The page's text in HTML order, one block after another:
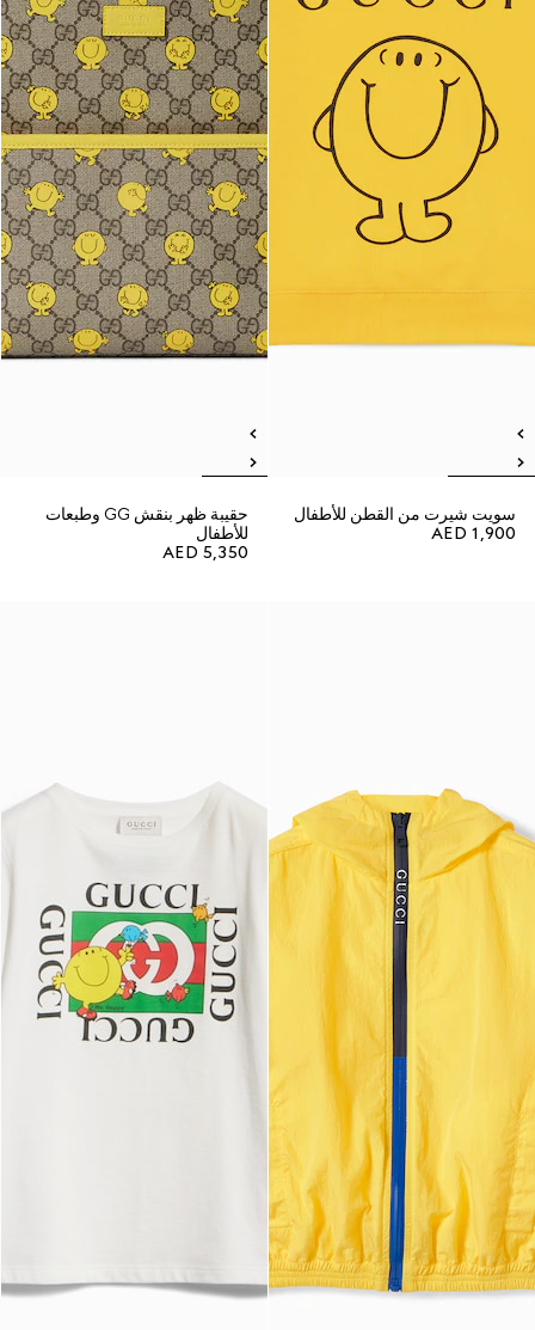
سويت شيرت من القطن للأطفال
AED 1,900
حقيبة ظهر بنقش GG وطبعات
للأطفال
AED 5,350